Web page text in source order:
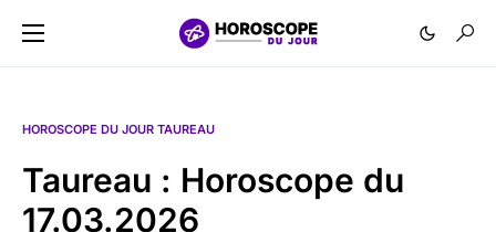
HOROSCOPE DU JOUR TAUREAU
Taureau : Horoscope du
17.03.2026